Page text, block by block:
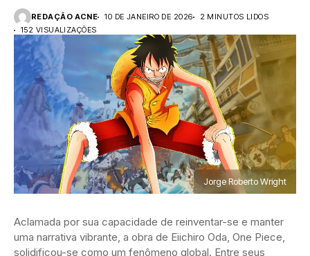
REDAÇÃO ACNE 10 DE JANEIRO DE 2026
2 MINUTOS LIDOS
152 VISUALIZAÇÕES
Jorge Roberto Wright
Aclamada por sua capacidade de reinventar-se e manter
uma narrativa vibrante, a obra de Eiichiro Oda, One Piece,
solidificou-se como um fenômeno global. Entre seus